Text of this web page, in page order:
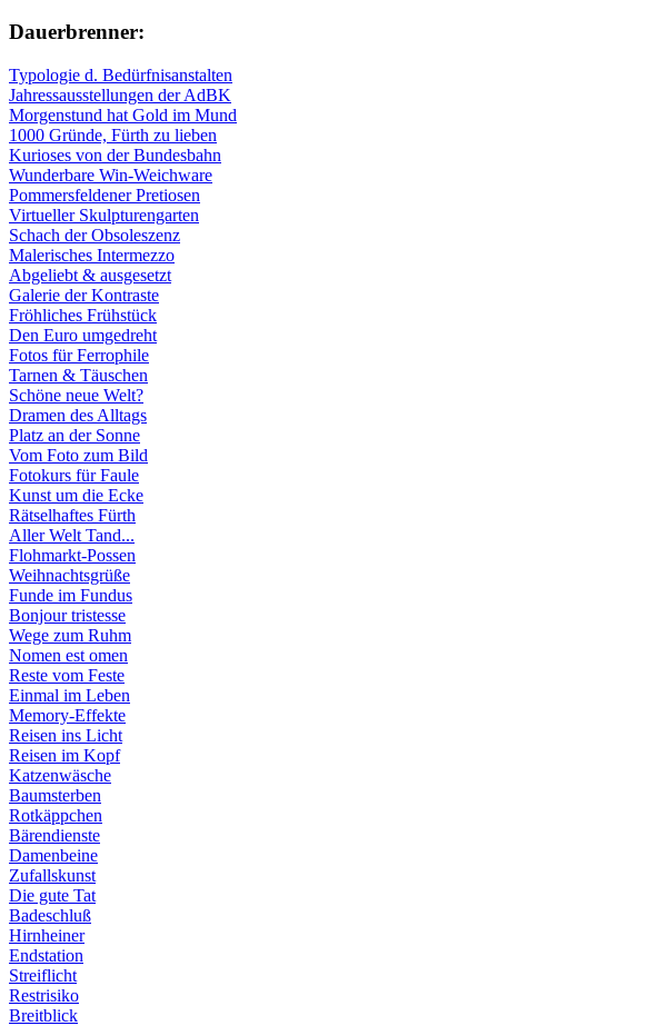
Dau­er­bren­ner:
Typologie d. Bedürfnisanstalten
Jahressausstellungen der AdBK
Morgenstund hat Gold im Mund
1000 Gründe, Fürth zu lieben
Kurioses von der Bundesbahn
Wunderbare Win-Weichware
Pommersfeldener Pretiosen
Virtueller Skulpturengarten
Schach der Obsoleszenz
Malerisches Intermezzo
Abgeliebt & ausgesetzt
Galerie der Kontraste
Fröhliches Frühstück
Den Euro umgedreht
Fotos für Ferrophile
Tarnen & Täuschen
Schöne neue Welt?
Dramen des Alltags
Platz an der Sonne
Vom Foto zum Bild
Fotokurs für Faule
Kunst um die Ecke
Rätselhaftes Fürth
Aller Welt Tand...
Flohmarkt-Possen
Weihnachtsgrüße
Funde im Fundus
Bonjour tristesse
Wege zum Ruhm
Nomen est omen
Reste vom Feste
Einmal im Leben
Memory-Effekte
Reisen ins Licht
Reisen im Kopf
Katzenwäsche
Baumsterben
Rotkäppchen
Bärendienste
Damenbeine
Zufallskunst
Die gute Tat
Badeschluß
Hirnheiner
Endstation
Streiflicht
Restrisiko
Breitblick